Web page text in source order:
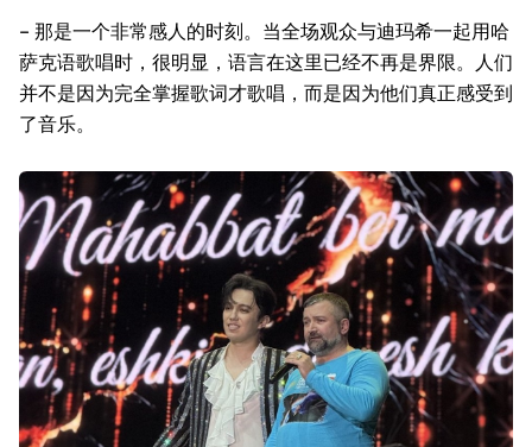
– 那是一个非常感人的时刻。当全场观众与迪玛希一起用哈
萨克语歌唱时，很明显，语言在这里已经不再是界限。人们
并不是因为完全掌握歌词才歌唱，而是因为他们真正感受到
了音乐。